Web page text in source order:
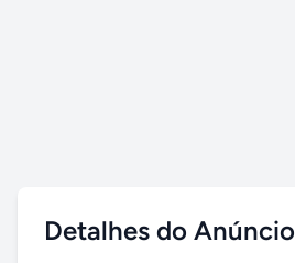
Detalhes do Anúncio